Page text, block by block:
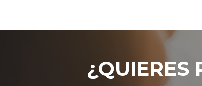
¿QUIERES